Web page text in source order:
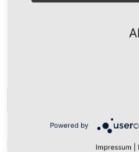
Powered by
Impressum